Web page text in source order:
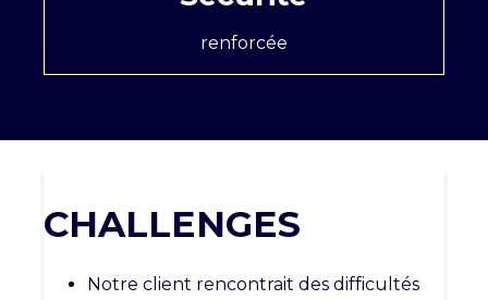
renforcée
CHALLENGES
Notre client rencontrait des difficultés